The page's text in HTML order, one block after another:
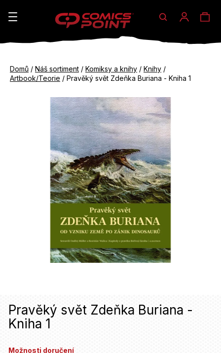
Hledat
Domů / Náš sortiment / Komiksy a knihy / Knihy /
Artbook/Teorie / Pravěký svět Zdeňka Buriana - Kniha 1
Pravěký svět Zdeňka Buriana -
Kniha 1
Možnosti doručení
K
do
do
n
a